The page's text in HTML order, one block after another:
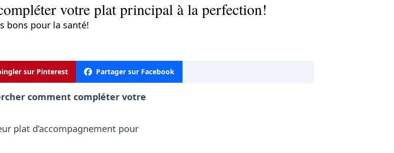
votre plat principal à la perfection!
bons pour la santé!
sur Pinterest Partager sur Facebook
comment compléter votre
plat d’accompagnement pour